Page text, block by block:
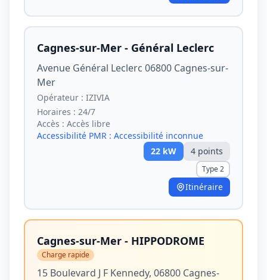
Cagnes-sur-Mer - Général Leclerc
Avenue Général Leclerc 06800 Cagnes-sur-
Mer
Opérateur : IZIVIA
Horaires : 24/7
Accès : Accès libre
Accessibilité PMR : Accessibilité inconnue
22 kW 4 points
Type 2
Itinéraire
Cagnes-sur-Mer - HIPPODROME
Charge rapide
15 Boulevard J F Kennedy, 06800 Cagnes-